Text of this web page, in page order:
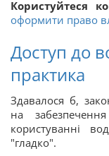
Користуйтеся
оформити право
Доступ до
практика
Здавалося б,
на
користуванні
"гладко".